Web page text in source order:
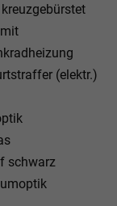
(elektr.)
schwarz